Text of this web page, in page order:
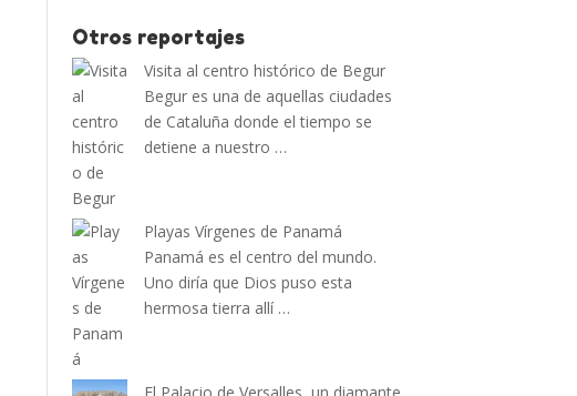
Otros reportajes
Visita al centro histórico de Begur
Begur es una de aquellas ciudades
de Cataluña donde el tiempo se
detiene a nuestro …
Playas Vírgenes de Panamá
Panamá es el centro del mundo.
Uno diría que Dios puso esta
hermosa tierra allí …